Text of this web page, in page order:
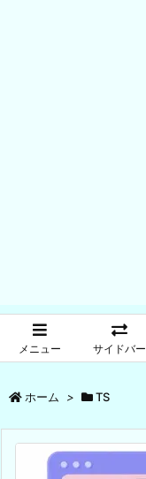
メニュー サイドバー
ホーム > TS